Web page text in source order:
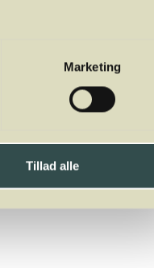
Marketing
Tillad alle